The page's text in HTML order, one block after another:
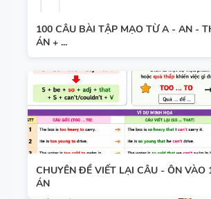
100 CÂU BÀI TẬP MẠO TỪ A - AN -
ÁN + ...
CHUYÊN ĐỀ VIẾT LẠI CÂU - ÔN
ÁN